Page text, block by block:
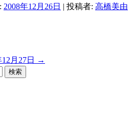
2008年12月26日 | 投稿者: 高橋美由
月27日
→